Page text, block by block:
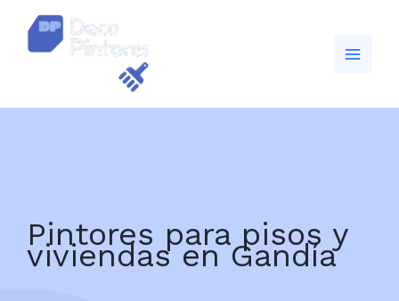
contenido
Pintores para pisos y
viviendas en Gandía